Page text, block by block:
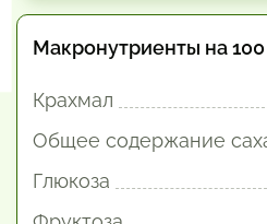
Макронутриенты на 100
Крахмал
Общее содержание
Глюкоза